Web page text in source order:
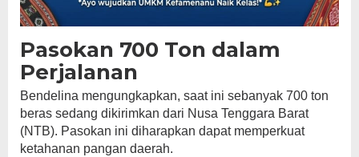
Pasokan 700 Ton dalam
Perjalanan
Bendelina mengungkapkan, saat ini sebanyak 700 ton
beras sedang dikirimkan dari Nusa Tenggara Barat
(NTB). Pasokan ini diharapkan dapat memperkuat
ketahanan pangan daerah.